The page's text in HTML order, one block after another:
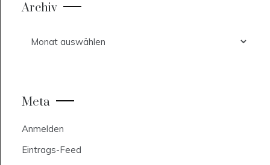
Archiv
Meta
Anmelden
Eintrags-Feed